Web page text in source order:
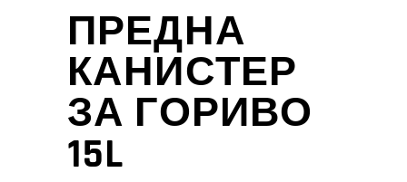
ПРЕДНА
КАНИСТЕР
ЗА ГОРИВО
15L